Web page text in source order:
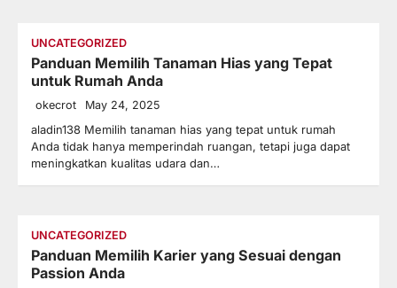
UNCATEGORIZED
Panduan Memilih Tanaman Hias yang Tepat
untuk Rumah Anda
okecrot May 24, 2025
aladin138 Memilih tanaman hias yang tepat untuk rumah
Anda tidak hanya memperindah ruangan, tetapi juga dapat
meningkatkan kualitas udara dan…
UNCATEGORIZED
Panduan Memilih Karier yang Sesuai dengan
Passion Anda